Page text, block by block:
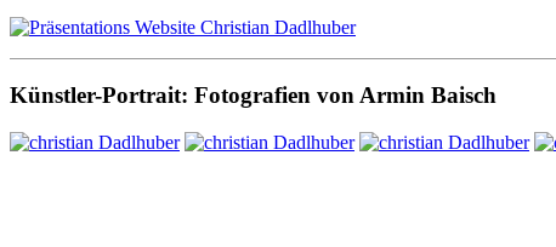
Künstler-Portrait: Fotografien von Armin Baisch